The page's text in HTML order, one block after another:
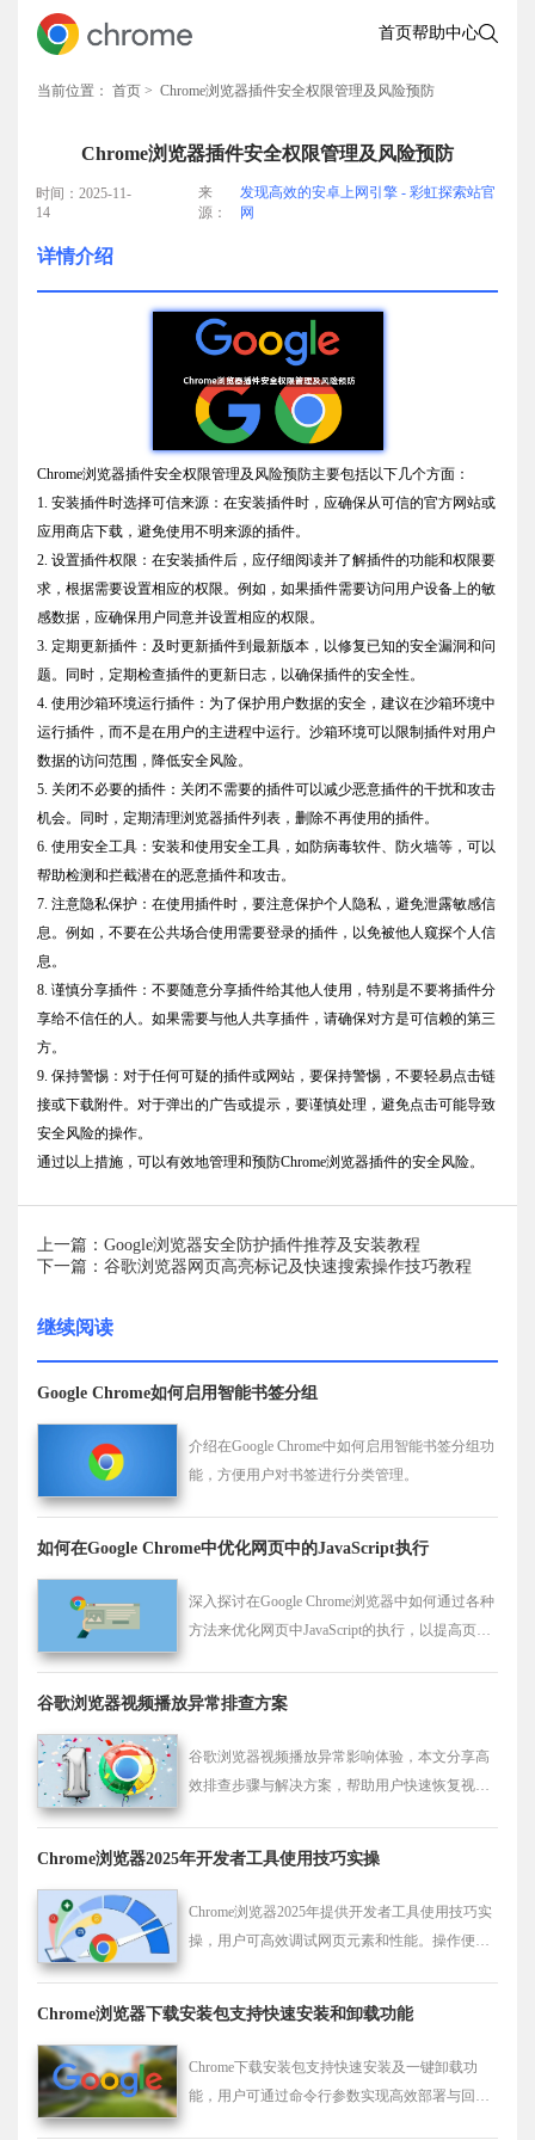
首页帮助中心
当前位置： 首页 > Chrome浏览器插件安全权限管理及风险预防
Chrome浏览器插件安全权限管理及风险预防
时间：2025-11-
14
来
源：
发现高效的安卓上网引擎 - 彩虹探索站官
网
详情介绍
Chrome浏览器插件安全权限管理及风险预防主要包括以下几个方面：
1. 安装插件时选择可信来源：在安装插件时，应确保从可信的官方网站或
应用商店下载，避免使用不明来源的插件。
2. 设置插件权限：在安装插件后，应仔细阅读并了解插件的功能和权限要
求，根据需要设置相应的权限。例如，如果插件需要访问用户设备上的敏
感数据，应确保用户同意并设置相应的权限。
3. 定期更新插件：及时更新插件到最新版本，以修复已知的安全漏洞和问
题。同时，定期检查插件的更新日志，以确保插件的安全性。
4. 使用沙箱环境运行插件：为了保护用户数据的安全，建议在沙箱环境中
运行插件，而不是在用户的主进程中运行。沙箱环境可以限制插件对用户
数据的访问范围，降低安全风险。
5. 关闭不必要的插件：关闭不需要的插件可以减少恶意插件的干扰和攻击
机会。同时，定期清理浏览器插件列表，删除不再使用的插件。
6. 使用安全工具：安装和使用安全工具，如防病毒软件、防火墙等，可以
帮助检测和拦截潜在的恶意插件和攻击。
7. 注意隐私保护：在使用插件时，要注意保护个人隐私，避免泄露敏感信
息。例如，不要在公共场合使用需要登录的插件，以免被他人窥探个人信
息。
8. 谨慎分享插件：不要随意分享插件给其他人使用，特别是不要将插件分
享给不信任的人。如果需要与他人共享插件，请确保对方是可信赖的第三
方。
9. 保持警惕：对于任何可疑的插件或网站，要保持警惕，不要轻易点击链
接或下载附件。对于弹出的广告或提示，要谨慎处理，避免点击可能导致
安全风险的操作。
通过以上措施，可以有效地管理和预防Chrome浏览器插件的安全风险。
上一篇：Google浏览器安全防护插件推荐及安装教程
下一篇：谷歌浏览器网页高亮标记及快速搜索操作技巧教程
继续阅读
Google Chrome如何启用智能书签分组
介绍在Google Chrome中如何启用智能书签分组功
能，方便用户对书签进行分类管理。
如何在Google Chrome中优化网页中的JavaScript执行
深入探讨在Google Chrome浏览器中如何通过各种
方法来优化网页中JavaScript的执行，以提高页面
谷歌浏览器视频播放异常排查方案
谷歌浏览器视频播放异常影响体验，本文分享高
效排查步骤与解决方案，帮助用户快速恢复视频
Chrome浏览器2025年开发者工具使用技巧实操
Chrome浏览器2025年提供开发者工具使用技巧实
操，用户可高效调试网页元素和性能。操作便
Chrome浏览器下载安装包支持快速安装和卸载功能
Chrome下载安装包支持快速安装及一键卸载功
能，用户可通过命令行参数实现高效部署与回退